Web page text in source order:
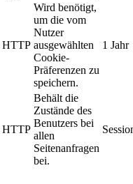
HTTP
Wird benötigt,
um die vom
Nutzer
ausgewählten
Cookie-
Präferenzen zu
speichern.
1 Jahr
HTTP
Behält die
Zustände des
Benutzers bei
allen
Seitenanfragen
bei.